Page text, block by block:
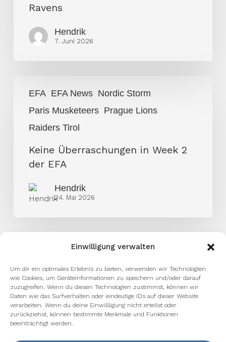
Einwilligung verwalten
Um dir ein optimales Erlebnis zu bieten, verwenden wir Technologien
wie Cookies, um Geräteinformationen zu speichern und/oder darauf
zuzugreifen. Wenn du diesen Technologien zustimmst, können wir
Daten wie das Surfverhalten oder eindeutige IDs auf dieser Website
verarbeiten. Wenn du deine Einwillligung nicht erteilst oder
zurückziehst, können bestimmte Merkmale und Funktionen
beeinträchtigt werden.
Ravens
Hendrik
7. Juni 2026
EFA EFA News Nordic Storm
Paris Musketeers Prague Lions
Raiders Tirol
Überraschungen
Week
Keine Überraschungen in Week 2
der EFA
Hendrik
24. Mai 2026
facebook youtube instagram spotify twitch